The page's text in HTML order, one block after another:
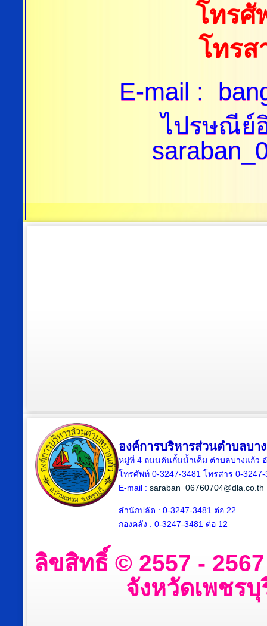
โทรศั
โทรส
E-mail :
ไปรษณีย์
องค์การบริหารส่วนตำบลบา
หมู่ที่ 4 ถนนคันกั้นน้ำเค็ม ตำบลบางแก้ว
โทรศัพท์ 0-3247-3481 โทรสาร 0-3247-
E-mail : saraban_06760704@dla.co.th
สำนักปลัด : 0-3247-3481 ต่อ 22
กองคลัง : 0-3247-3481 ต่อ 12
ลิขสิทธิ์ © 2557 -
จังหวัดเพชร